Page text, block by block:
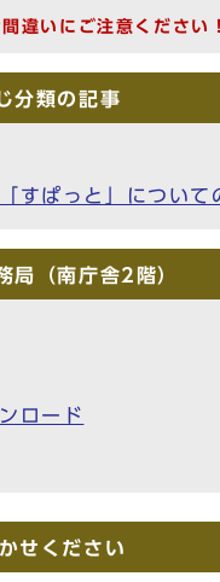
違いにご注意ください！
分類の記事
すぱっと」について
局（南庁舎2階）
ロード
せください